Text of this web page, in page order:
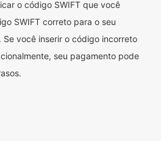
o código SWIFT que você
SWIFT correto para o seu
você inserir o código incorreto
seu pagamento pode